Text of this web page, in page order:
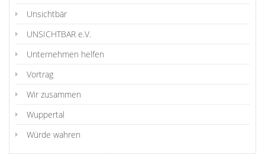
Unsichtbär
UNSICHTBAR e.V.
Unternehmen helfen
Vortrag
Wir zusammen
Wuppertal
Würde wahren